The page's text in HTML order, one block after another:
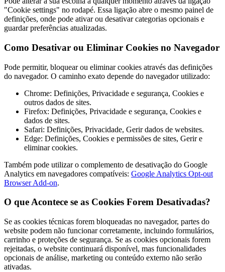
"Cookie settings" no rodapé. Essa ligação abre o mesmo painel de
definições, onde pode ativar ou desativar categorias opcionais e
guardar preferências atualizadas.
Como Desativar ou Eliminar Cookies no Navegador
Pode permitir, bloquear ou eliminar cookies através das definições
do navegador. O caminho exato depende do navegador utilizado:
Chrome: Definições, Privacidade e segurança, Cookies e
outros dados de sites.
Firefox: Definições, Privacidade e segurança, Cookies e
dados de sites.
Safari: Definições, Privacidade, Gerir dados de websites.
Edge: Definições, Cookies e permissões de sites, Gerir e
eliminar cookies.
Também pode utilizar o complemento de desativação do Google
Analytics em navegadores compatíveis: Google Analytics Opt-out
Browser Add-on.
O que Acontece se as Cookies Forem Desativadas?
Se as cookies técnicas forem bloqueadas no navegador, partes do
website podem não funcionar corretamente, incluindo formulários,
carrinho e proteções de segurança. Se as cookies opcionais forem
rejeitadas, o website continuará disponível, mas funcionalidades
opcionais de análise, marketing ou conteúdo externo não serão
ativadas.